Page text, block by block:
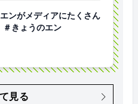
！エンがメディアにたくさん
ンがメディアにたくさん
きょうのエン
見る